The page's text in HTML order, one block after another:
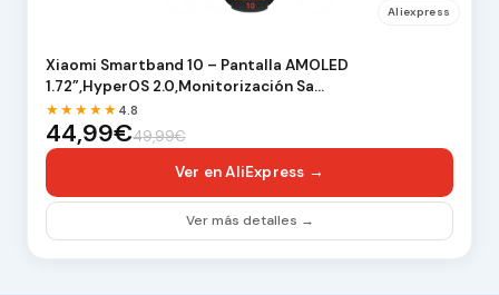
Aliexpress
Xiaomi Smartband 10 – Pantalla AMOLED
1.72”,HyperOS 2.0,Monitorización Sa…
★★★★★ 4.8
44,99€49,99€
Ver en AliExpress →
Ver más detalles →